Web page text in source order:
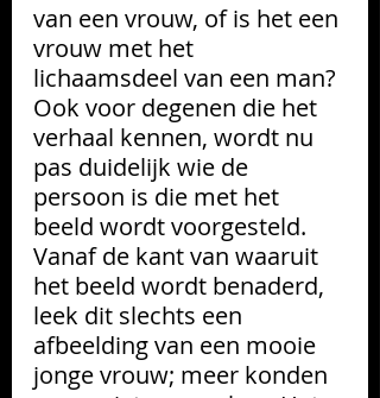
van een vrouw, of is het een
vrouw met het
lichaamsdeel van een man?
Ook voor degenen die het
verhaal kennen, wordt nu
pas duidelijk wie de
persoon is die met het
beeld wordt voorgesteld.
Vanaf de kant van waaruit
het beeld wordt benaderd,
leek dit slechts een
afbeelding van een mooie
jonge vrouw; meer konden